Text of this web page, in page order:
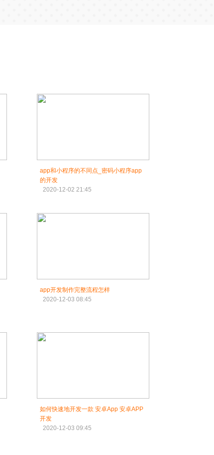
app和小程序的不同点_密码小程序app
的开发
2020-12-02 21:45
app开发制作完整流程怎样
2020-12-03 08:45
如何快速地开发一款 安卓App 安卓APP
开发
2020-12-03 09:45